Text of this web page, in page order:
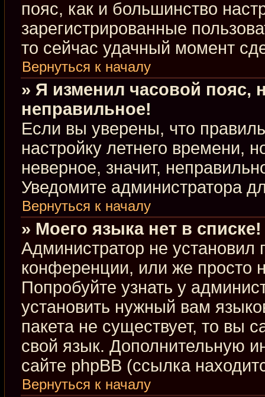
пояс, как и большинство
зарегистрированные
то сейчас удачный момент
Вернуться к началу
» Я изменил часовой пояс,
неправильное!
Если вы уверены, что
настройку летнего времени,
неверное, значит,
Уведомите администратора
Вернуться к началу
» Моего языка нет в списке!
Администратор не
конференции, или же просто
Попробуйте узнать у
установить нужный вам
пакета не существует, то вы
свой язык. Дополнительную
сайте phpBB (ссылка
Вернуться к началу